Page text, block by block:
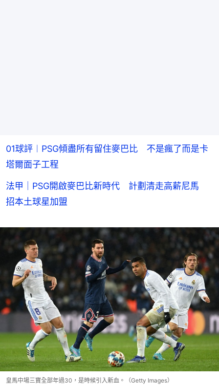
01球評︱PSG傾盡所有留住麥巴比 不是瘋了而是卡
塔爾面子工程
法甲｜PSG開啟麥巴比新時代 計劃清走高薪尼馬
招本土球星加盟
皇馬中場三寶全部年過30，是時候引入新血。（Getty Images）